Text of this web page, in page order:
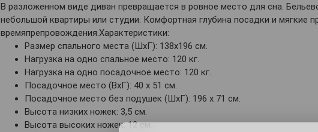
В разложенном виде диван превращается в ровное место для сна.
небольшой квартиры или студии. Комфортная глубина посадки и мягкие
времяпрепровождения.Характеристики:
Размер спального места (ШхГ): 138х196 см.
Нагрузка на одно спальное место: 120 кг.
Нагрузка на одно посадочное место: 120 кг.
Посадочное место (ВхГ): 40 х 51 см.
Посадочное место без подушек (ШхГ): 196 х 71 см.
Высота низких ножек: 3,5 см.
Высота высоких ножек: 12 см.